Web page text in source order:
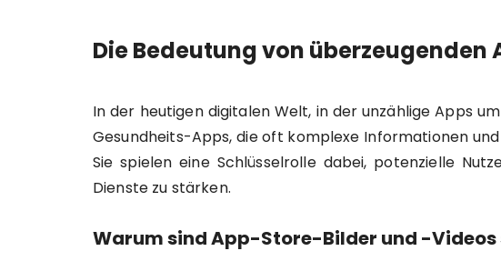
Die Bedeutung von
In der heutigen digitalen Welt, in der unzählige Apps
Gesundheits-Apps, die oft komplexe Informationen
Sie spielen eine Schlüsselrolle dabei, potenzielle
Dienste zu stärken.
Warum sind App-Store-Bilder und -Videos